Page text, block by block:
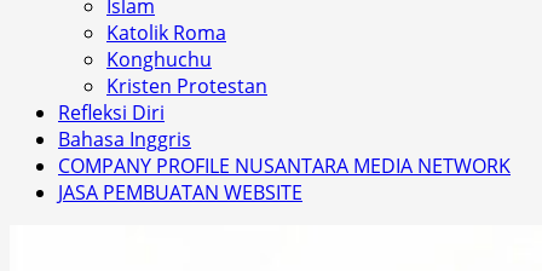
Islam
Katolik Roma
Konghuchu
Kristen Protestan
Refleksi Diri
Bahasa Inggris
COMPANY PROFILE NUSANTARA MEDIA NETWORK
JASA PEMBUATAN WEBSITE